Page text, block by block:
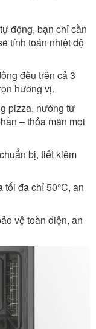
động, bạn chỉ cần
tính toán nhiệt độ
đều trên cả 3
hương vị.
pizza, nướng từ
– thỏa mãn mọi
bị, tiết kiệm
tối đa chỉ 50°C, an
vệ toàn diện, an